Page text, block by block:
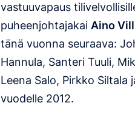
vastuuvapaus
puheenjohtajakai Aino
tänä vuonna seuraava:
Hannula, Santeri Tuuli,
Leena Salo, Pirkko
vuodelle 2012.